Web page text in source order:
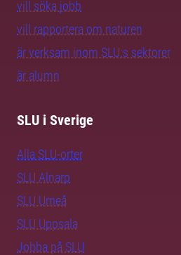
vill söka jobb
vill rapportera om naturen
är verksam inom SLU:s sektorer
är alumn
SLU i Sverige
Alla SLU-orter
SLU Alnarp
SLU Umeå
SLU Uppsala
Jobba på SLU